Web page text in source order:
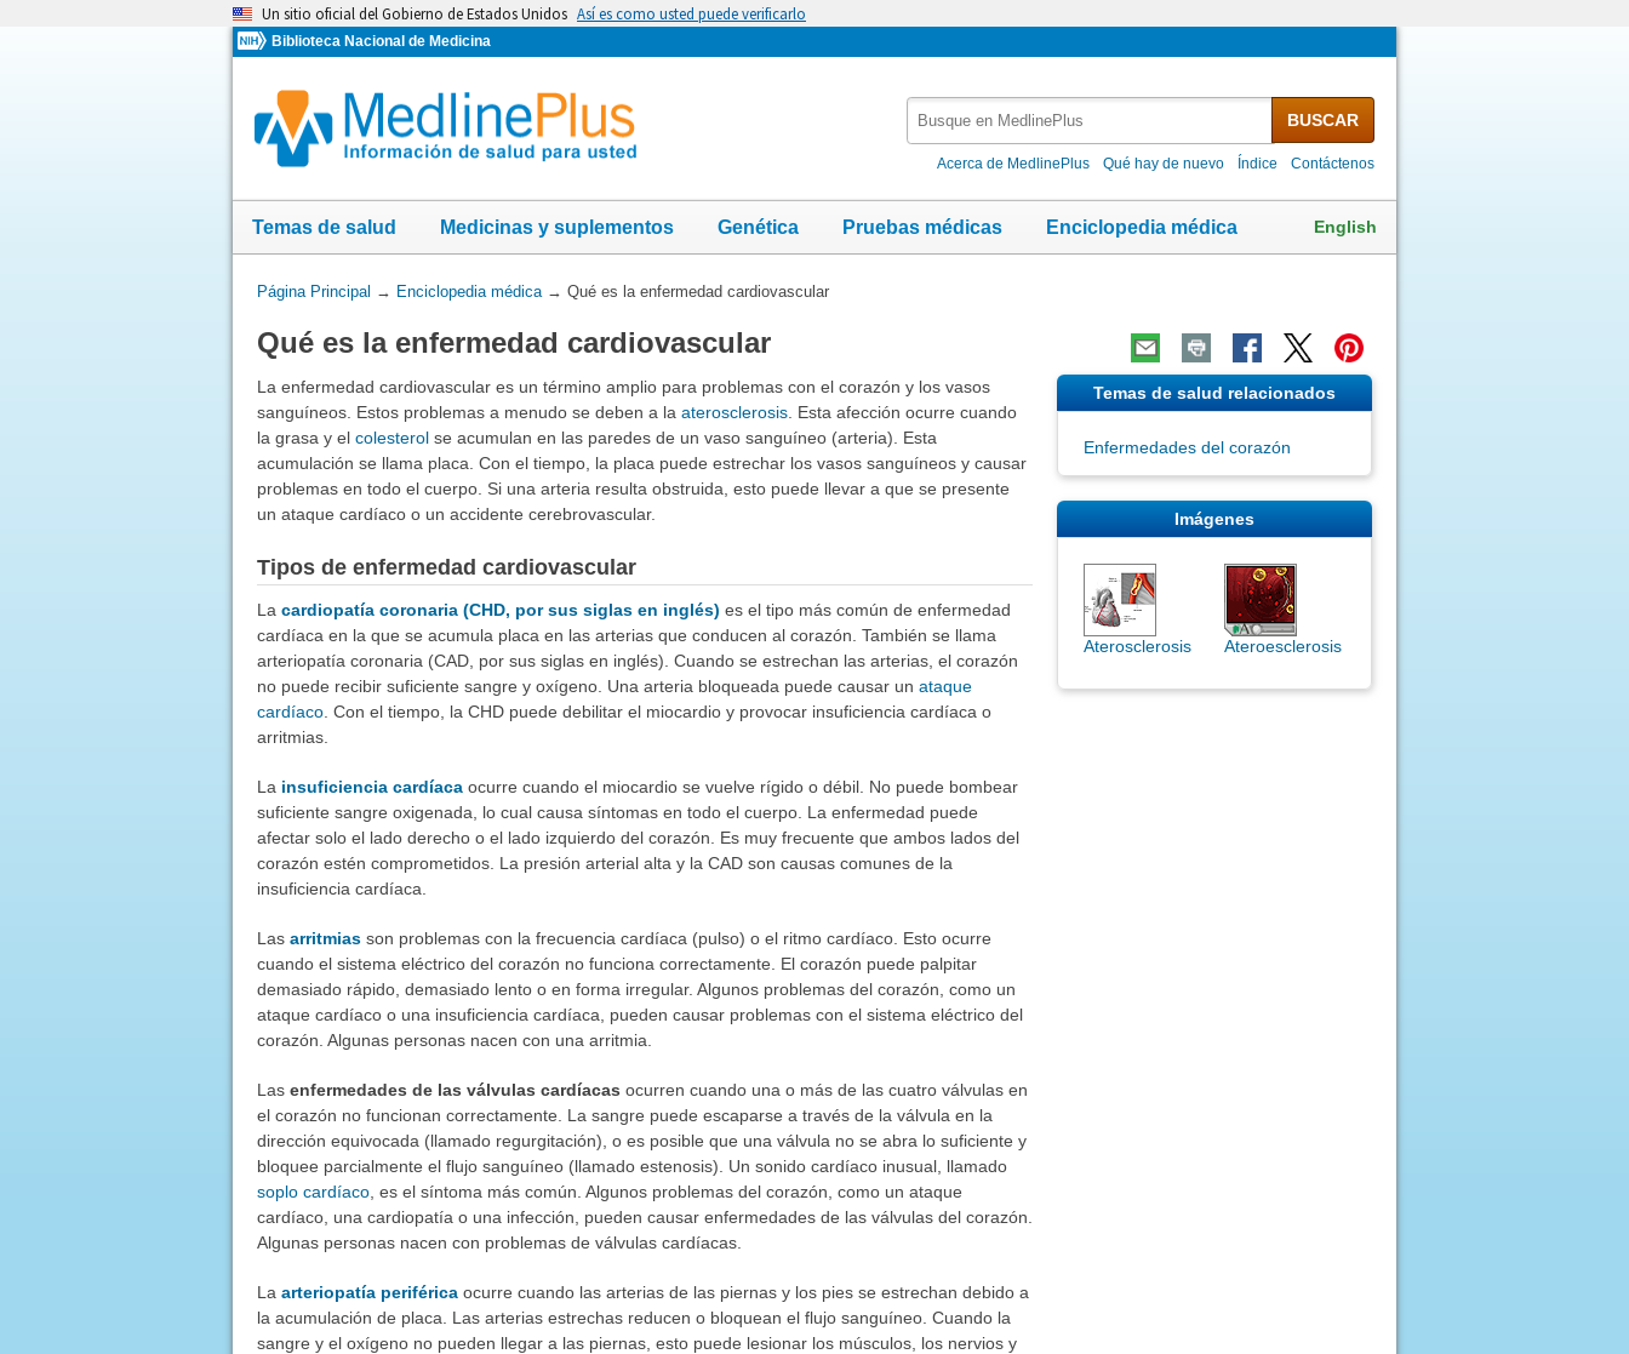
Un sitio oficial del Gobierno de Estados Unidos Así es como usted puede verificarlo
Biblioteca Nacional de Medicina
MedlinePlus
BUSCAR
Acerca de MedlinePlus Qué hay de nuevo Índice Contáctenos
Temas de salud Medicinas y suplementos Genética Pruebas médicas Enciclopedia médica English
Usted
aquí:
Página Principal → Enciclopedia médica→ Qué es la enfermedad cardiovascular
Qué es la enfermedad cardiovascular
La enfermedad cardiovascular es un término amplio para problemas con el corazón y los vasos
sanguíneos. Estos problemas a menudo se deben a la aterosclerosis. Esta afección ocurre cuando
la grasa y el colesterolse acumulan en las paredes de un vaso sanguíneo (arteria). Esta
acumulación se llama placa. Con el tiempo, la placa puede estrechar los vasos sanguíneos y causar
problemas en todo el cuerpo. Si una arteria resulta obstruida, esto puede llevar a que se presente
un ataque cardíaco o un accidente cerebrovascular.
Tipos de enfermedad cardiovascular
La cardiopatía coronaria (CHD, por sus siglas en inglés) es el tipo más común de enfermedad
cardíaca en la que se acumula placa en las arterias que conducen al corazón. También se llama
arteriopatía coronaria (CAD, por sus siglas en inglés). Cuando se estrechan las arterias, el corazón
no puede recibir suficiente sangre y oxígeno. Una arteria bloqueada puede causar un ataque
cardíaco. Con el tiempo, la CHD puede debilitar el miocardio y provocar insuficiencia cardíaca o
arritmias.
La insuficiencia cardíacaocurre cuando el miocardio se vuelve rígido o débil. No puede bombear
suficiente sangre oxigenada, lo cual causa síntomas en todo el cuerpo. La enfermedad puede
afectar solo el lado derecho o el lado izquierdo del corazón. Es muy frecuente que ambos lados del
corazón estén comprometidos. La presión arterial alta y la CAD son causas comunes de la
insuficiencia cardíaca.
Las arritmiasson problemas con la frecuencia cardíaca (pulso) o el ritmo cardíaco. Esto ocurre
cuando el sistema eléctrico del corazón no funciona correctamente. El corazón puede palpitar
demasiado rápido, demasiado lento o en forma irregular. Algunos problemas del corazón, como un
ataque cardíaco o una insuficiencia cardíaca, pueden causar problemas con el sistema eléctrico del
corazón. Algunas personas nacen con una arritmia.
Las enfermedades de las válvulas cardíacas ocurren cuando una o más de las cuatro válvulas en
el corazón no funcionan correctamente. La sangre puede escaparse a través de la válvula en la
dirección equivocada (llamado regurgitación), o es posible que una válvula no se abra lo suficiente y
bloquee parcialmente el flujo sanguíneo (llamado estenosis). Un sonido cardíaco inusual, llamado
soplo cardíaco, es el síntoma más común. Algunos problemas del corazón, como un ataque
cardíaco, una cardiopatía o una infección, pueden causar enfermedades de las válvulas del corazón.
Algunas personas nacen con problemas de válvulas cardíacas.
La arteriopatía periféricaocurre cuando las arterias de las piernas y los pies se estrechan debido a
la acumulación de placa. Las arterias estrechas reducen o bloquean el flujo sanguíneo. Cuando la
sangre y el oxígeno no pueden llegar a las piernas, esto puede lesionar los músculos, los nervios y
Temas de salud relacionados
Enfermedades del corazón
Imágenes
Aterosclerosis Ateroesclerosis